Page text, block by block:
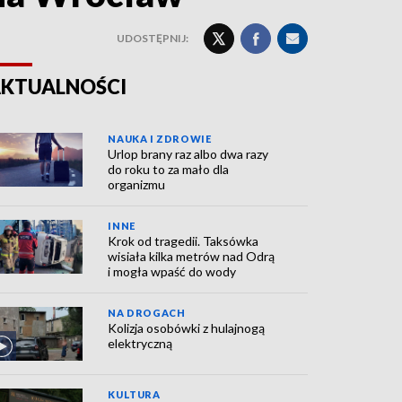
UDOSTĘPNIJ:
NAUKA I ZDROWIE
Urlop brany raz albo dwa razy
do roku to za mało dla
organizmu
INNE
Krok od tragedii. Taksówka
wisiała kilka metrów nad Odrą
i mogła wpaść do wody
NA DROGACH
Kolizja osobówki z hulajnogą
elektryczną
KULTURA